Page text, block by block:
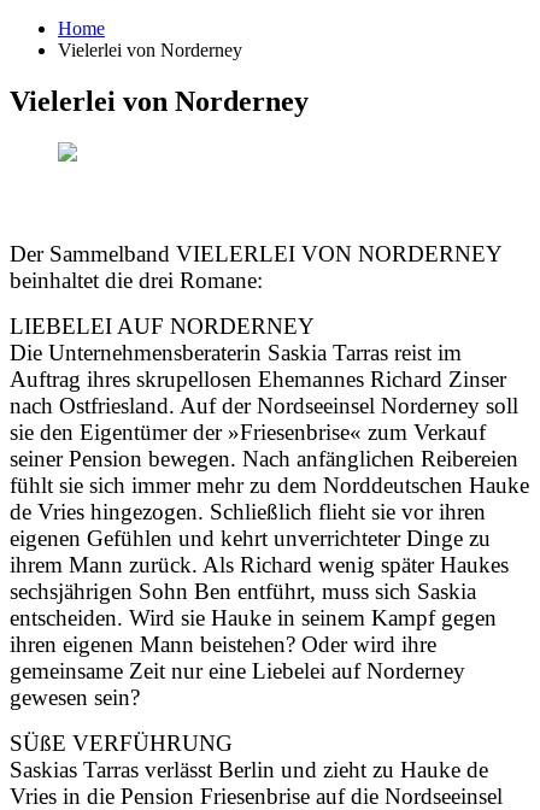
Home
Vielerlei von Norderney
Vielerlei von Norderney
Der Sammelband VIELERLEI VON NORDERNEY
beinhaltet die drei Romane:
LIEBELEI AUF NORDERNEY
Die Unternehmensberaterin Saskia Tarras reist im
Auftrag ihres skrupellosen Ehemannes Richard Zinser
nach Ostfriesland. Auf der Nordseeinsel Norderney soll
sie den Eigentümer der »Friesenbrise« zum Verkauf
seiner Pension bewegen. Nach anfänglichen Reibereien
fühlt sie sich immer mehr zu dem Norddeutschen Hauke
de Vries hingezogen. Schließlich flieht sie vor ihren
eigenen Gefühlen und kehrt unverrichteter Dinge zu
ihrem Mann zurück. Als Richard wenig später Haukes
sechsjährigen Sohn Ben entführt, muss sich Saskia
entscheiden. Wird sie Hauke in seinem Kampf gegen
ihren eigenen Mann beistehen? Oder wird ihre
gemeinsame Zeit nur eine Liebelei auf Norderney
gewesen sein?
SÜßE VERFÜHRUNG
Saskias Tarras verlässt Berlin und zieht zu Hauke de
Vries in die Pension Friesenbrise auf die Nordseeinsel